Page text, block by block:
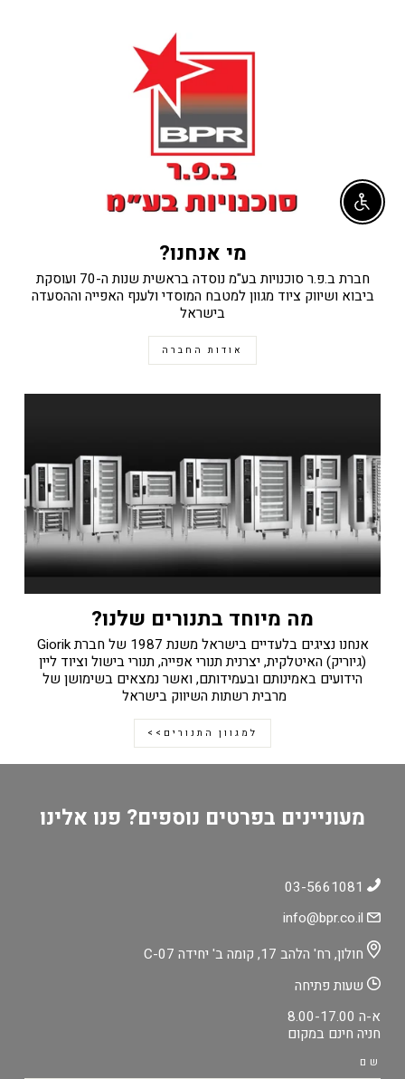
מי אנחנו?
חברת ב.פ.ר סוכנויות בע"מ נוסדה בראשית שנות ה-70 ועוסקת
ביבוא ושיווק ציוד מגוון למטבח המוסדי ולענף האפייה וההסעדה
בישראל
אודות החברה
מה מיוחד בתנורים שלנו?
אנחנו נציגים בלעדיים בישראל משנת 1987 של חברת Giorik
(גיוריק) האיטלקית, יצרנית תנורי אפייה, תנורי בישול וציוד ליין
הידועים באמינותם ובעמידותם, ואשר נמצאים בשימושן של
מרבית רשתות השיווק בישראל
למגוון התנורים>>
מעוניינים בפרטים נוספים? פנו אלינו
חולון, רח' הלהב 17, קומה ב' יחידה C-07
שעות פתיחה
א-ה 8.00-17.00
חניה חינם במקום
שם
Enable accessibility